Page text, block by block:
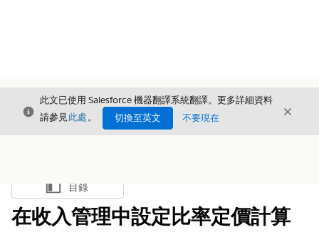
結束
此文已使用 Salesforce 機器翻譯系統翻譯。更多詳細資料
請參見此處。 切換至英文 不要現在 結束
顯示目錄
目錄
在收入管理中設定比率定價計算